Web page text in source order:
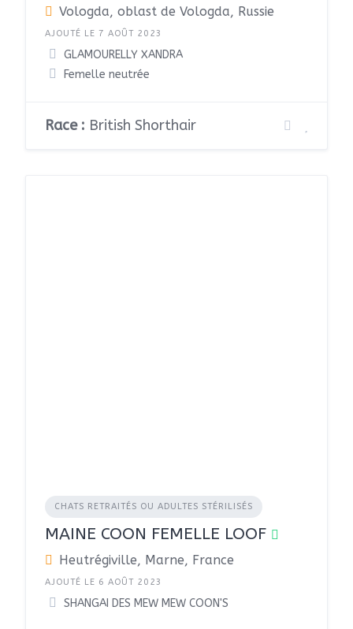
Vologda, oblast de Vologda, Russie
AJOUTÉ LE 7 AOÛT 2023
GLAMOURELLY XANDRA
Femelle neutrée
Race : British Shorthair
CHATS RETRAITÉS OU ADULTES STÉRILISÉS
MAINE COON FEMELLE LOOF
Heutrégiville, Marne, France
AJOUTÉ LE 6 AOÛT 2023
SHANGAI DES MEW MEW COON'S